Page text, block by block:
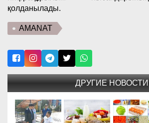
қолданылады.
AMANAT
ДРУГИЕ НОВОСТИ